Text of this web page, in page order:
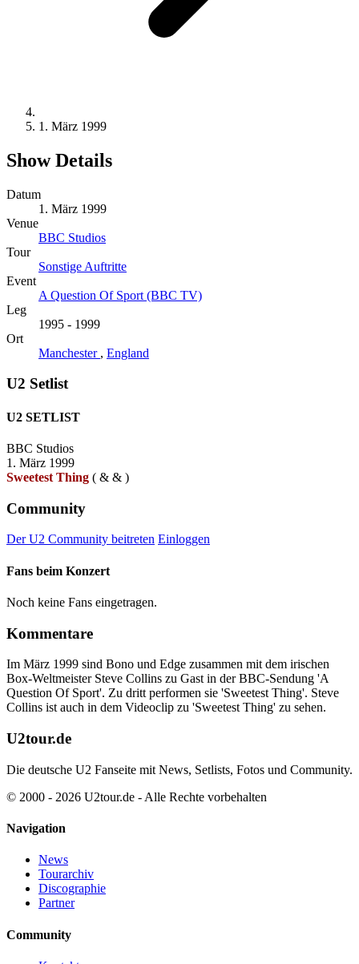
1. März 1999
Show Details
Datum
1. März 1999
Venue
BBC Studios
Tour
Sonstige Auftritte
Event
A Question Of Sport (BBC TV)
Leg
1995 - 1999
Ort
Manchester , England
U2 Setlist
U2 SETLIST
BBC Studios
1. März 1999
Sweetest Thing ( & & )
Community
Der U2 Community beitreten Einloggen
Fans beim Konzert
Noch keine Fans eingetragen.
Kommentare
Im März 1999 sind Bono und Edge zusammen mit dem irischen
Box-Weltmeister Steve Collins zu Gast in der BBC-Sendung 'A
Question Of Sport'. Zu dritt performen sie 'Sweetest Thing'. Steve
Collins ist auch in dem Videoclip zu 'Sweetest Thing' zu sehen.
U2tour.de
Die deutsche U2 Fanseite mit News, Setlists, Fotos und Community.
© 2000 - 2026 U2tour.de - Alle Rechte vorbehalten
Navigation
News
Tourarchiv
Discographie
Partner
Community